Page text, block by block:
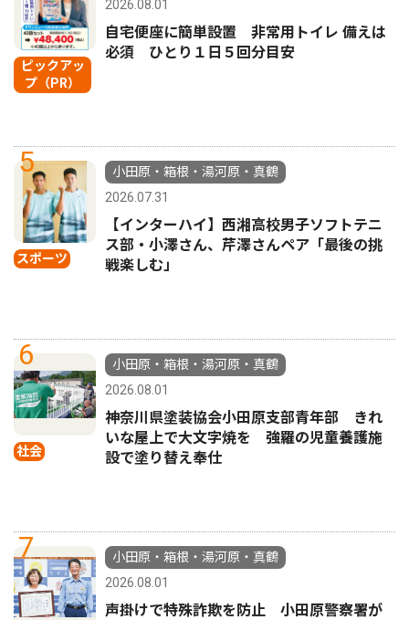
ピックアッ
プ（PR）
2026.08.01
自宅便座に簡単設置 非常用トイレ 備えは
必須 ひとり１日５回分目安
5
スポーツ
小田原・箱根・湯河原・真鶴
2026.07.31
【インターハイ】西湘高校男子ソフトテニ
ス部・小澤さん、芹澤さんペア「最後の挑
戦楽しむ」
6
社会
小田原・箱根・湯河原・真鶴
2026.08.01
神奈川県塗装協会小田原支部青年部 きれ
いな屋上で大文字焼を 強羅の児童養護施
設で塗り替え奉仕
7
小田原・箱根・湯河原・真鶴
2026.08.01
声掛けで特殊詐欺を防止 小田原警察署が